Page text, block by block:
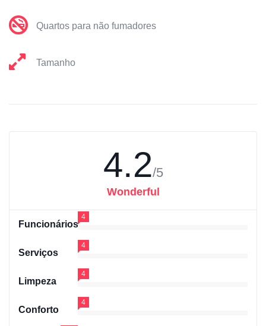
Quartos para não fumadores
Tamanho
4.2/5
Wonderful
Funcionários
4
Serviços
4
Limpeza
4
Conforto
4